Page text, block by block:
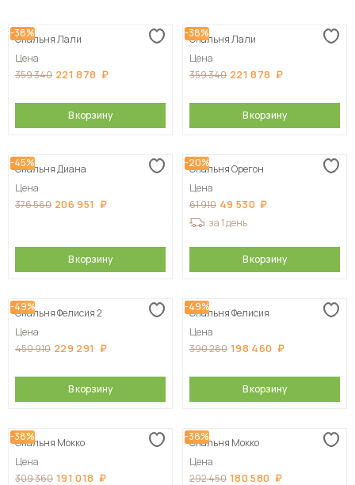
Сначала дорогие
-38%
Спальня Лали
Цена
359 340 221 878
В корзину
-38%
Спальня Лали
Цена
359 340 221 878
В корзину
-45%
Спальня Диана
Цена
376 560 206 951
В корзину
-20%
Спальня Орегон
Цена
61 910 49 530
за 1 день
В корзину
-49%
Спальня Фелисия 2
Цена
450 910 229 291
В корзину
-49%
Спальня Фелисия
Цена
390 280 198 460
В корзину
-38%
Спальня Мокко
Цена
309 360 191 018
-38%
Спальня Мокко
Цена
292 450 180 580